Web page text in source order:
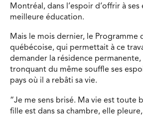
Montréal, dans l’espoir d’offrir à ses
meilleure éducation.
Mais le mois dernier, le Programme
québécoise, qui permettait à ce
demander la résidence
tronquant du même souffle ses
pays où il a rebâti sa vie.
“Je me sens brisé. Ma vie est toute
fille est dans sa chambre, elle